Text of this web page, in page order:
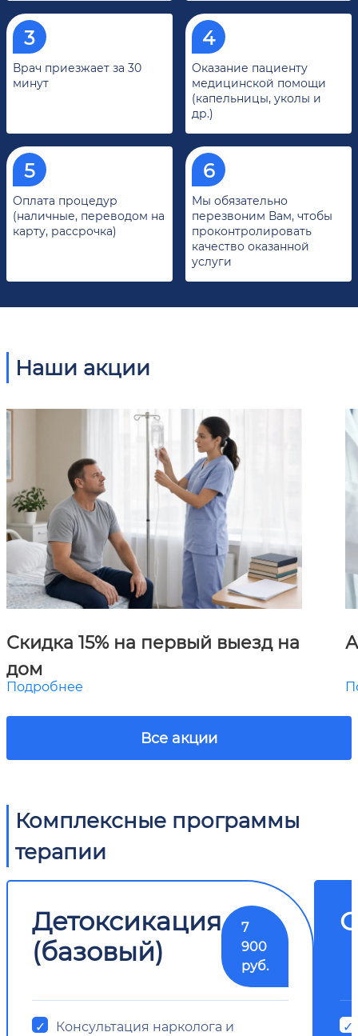
Врач приезжает за 30
минут
Оказание пациенту
медицинской помощи
(капельницы, уколы и
др.)
Оплата процедур
(наличные, переводом на
карту, рассрочка)
Мы обязательно
перезвоним Вам, чтобы
проконтролировать
качество оказанной
услуги
Наши акции
Скидка 15% на первый выезд на
дом
Подробнее
Все акции
Комплексные программы
терапии
Детоксикация
(базовый)
7
900
руб.
Консультация нарколога и